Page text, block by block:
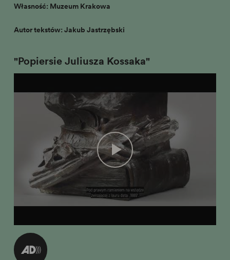
Własność: Muzeum Krakowa
Autor tekstów: Jakub Jastrzębski
"Popiersie Juliusza Kossaka"